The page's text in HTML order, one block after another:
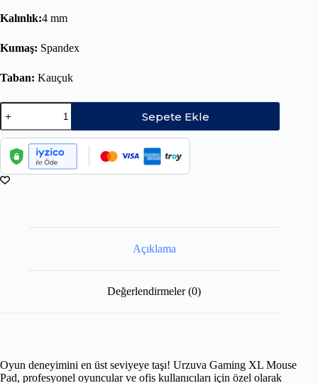
Kalınlık:4 mm
Kumaş: Spandex
Taban: Kauçuk
Sepete Ekle
Açıklama
Değerlendirmeler (0)
Oyun deneyimini en üst seviyeye taşı! Urzuva Gaming XL Mouse
Pad, profesyonel oyuncular ve ofis kullanıcıları için özel olarak